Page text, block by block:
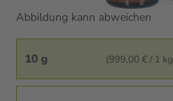
Abbildung kann abweichen
10 g (999,00 € / 1